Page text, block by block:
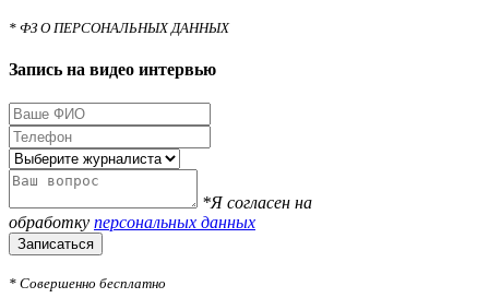
* ФЗ О ПЕРСОНАЛЬНЫХ ДАННЫХ
Запись на видео интервью
*Я согласен на
обработку персональных данных
Записаться
* Совершенно бесплатно